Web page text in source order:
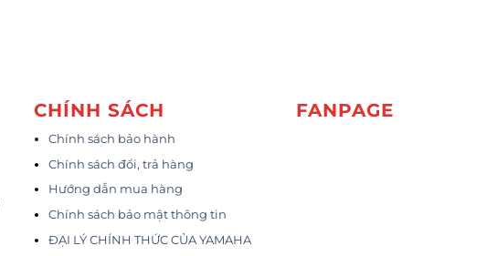
CHÍNH SÁCH
Chính sách bảo hành
Chính sách đổi, trả hàng
Hướng dẫn mua hàng
Chính sách bảo mật thông tin
ĐẠI LÝ CHÍNH THỨC CỦA YAMAHA
FANPAGE